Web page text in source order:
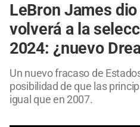
LeBron James
volverá a la
2024: ¿nuevo
Un nuevo fracaso de
posibilidad de que las
igual que en 2007.